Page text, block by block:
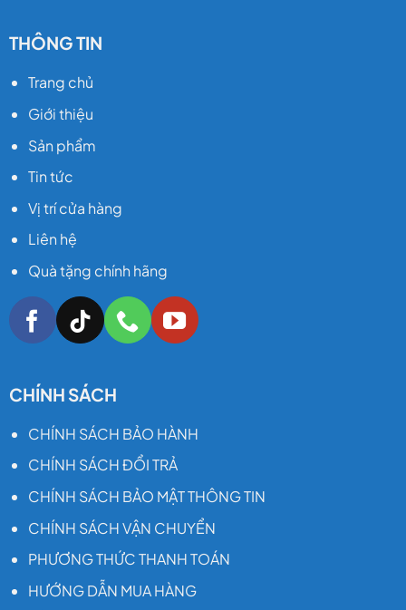
THÔNG TIN
Trang chủ
Giới thiệu
Sản phẩm
Tin tức
Vị trí cửa hàng
Liên hệ
Quà tặng chính hãng
CHÍNH SÁCH
CHÍNH SÁCH BẢO HÀNH
CHÍNH SÁCH ĐỔI TRẢ
CHÍNH SÁCH BẢO MẬT THÔNG TIN
CHÍNH SÁCH VẬN CHUYỂN
PHƯƠNG THỨC THANH TOÁN
HƯỚNG DẪN MUA HÀNG